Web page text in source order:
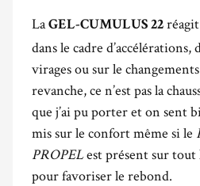
LaGEL-CUMULUS 22
dans le cadre d’accélérations,
virages ou sur le
revanche, ce n’est pas la
que j’ai pu porter et on sent
mis sur le confort même si le
PROPELest présent sur tout
pour favoriser le rebond.